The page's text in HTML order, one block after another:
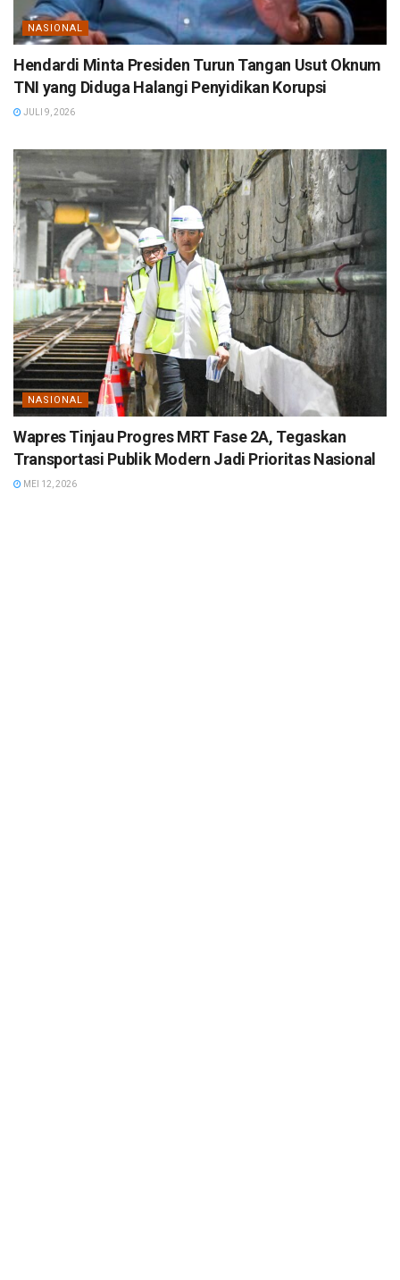
NASIONAL
Hendardi Minta Presiden Turun Tangan Usut Oknum
TNI yang Diduga Halangi Penyidikan Korupsi
JULI 9, 2026
NASIONAL
Wapres Tinjau Progres MRT Fase 2A, Tegaskan
Transportasi Publik Modern Jadi Prioritas Nasional
MEI 12, 2026